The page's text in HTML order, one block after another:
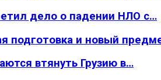
дело о падении НЛО с…
подготовка и новый
втянуть Грузию в…